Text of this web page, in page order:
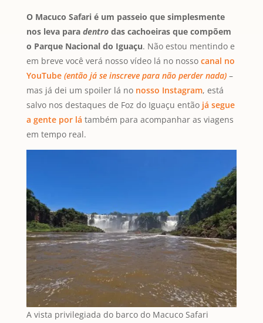
O Macuco Safari é um passeio que simplesmente
nos leva para dentrodas cachoeiras que compõem
o Parque Nacional do Iguaçu. Não estou mentindo e
em breve você verá nosso vídeo lá no nosso canal no
YouTube (então já se inscreve para não perder nada)–
mas já dei um spoiler lá no nosso Instagram, está
salvo nos destaques de Foz do Iguaçu então já segue
a gente por lá também para acompanhar as viagens
em tempo real.
A vista privilegiada do barco do Macuco Safari